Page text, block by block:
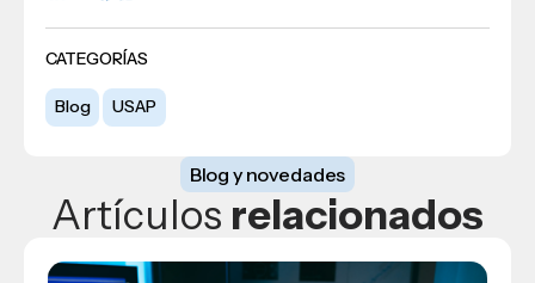
CATEGORÍAS
Blog USAP
Blog y novedades
Artículos relacionados